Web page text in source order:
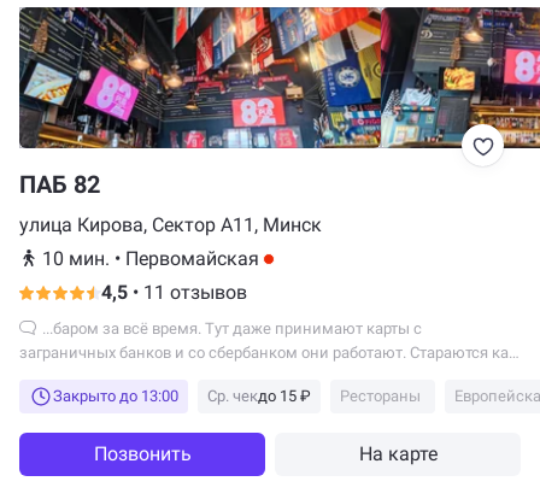
ПАБ 82
улица Кирова, Сектор А11, Минск
10 мин. • Первомайская
4,5 • 11 отзывов
заграничных банков и со сбербанком они работают. Стараются как
Закрыто до 13:00
Ср. чекдо 15 ₽ Рестораны
Позвонить На карте